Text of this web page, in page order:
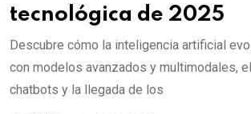
tecnológica de 2025
Descubre cómo la inteligencia artificial
con modelos avanzados y multimodales,
chatbots y la llegada de los